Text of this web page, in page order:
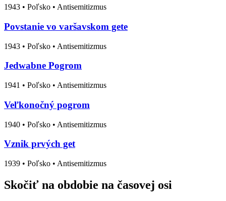
1943 • Poľsko • Antisemitizmus
Povstanie vo varšavskom gete
1943 • Poľsko • Antisemitizmus
Jedwabne Pogrom
1941 • Poľsko • Antisemitizmus
Veľkonočný pogrom
1940 • Poľsko • Antisemitizmus
Vznik prvých get
1939 • Poľsko • Antisemitizmus
Skočiť na obdobie na časovej osi